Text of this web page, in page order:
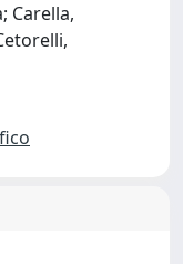
Carella,